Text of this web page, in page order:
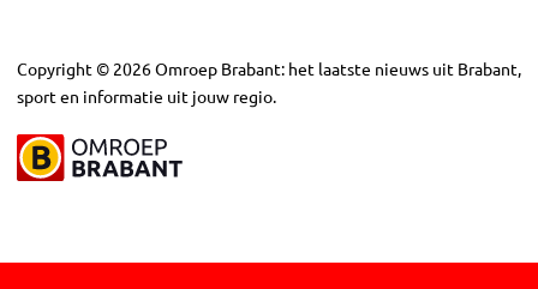
Copyright © 2026Omroep Brabant: het laatste nieuws uit Brabant,
sport en informatie uit jouw regio.